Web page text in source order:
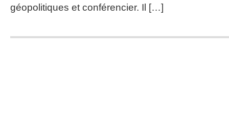
géopolitiques et conférencier. Il […]